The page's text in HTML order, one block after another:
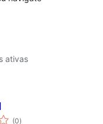
ativas
(0avaliações
)